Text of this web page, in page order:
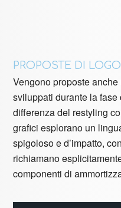
PROPOSTE DI
Vengono proposte
sviluppati durante la
differenza del restyling
grafici esplorano un
spigoloso e d’impatto,
richiamano
componenti di